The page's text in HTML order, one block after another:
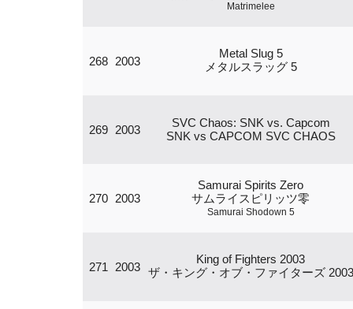
Matrimelee
268 2003
Metal Slug 5
メタルスラッグ 5
269 2003
SVC Chaos: SNK vs. Capcom
SNK vs CAPCOM SVC CHAOS
270 2003
Samurai Spirits Zero
サムライスピリッツ零
Samurai Shodown 5
271 2003
King of Fighters 2003
ザ・キング・オブ・ファイターズ 2003